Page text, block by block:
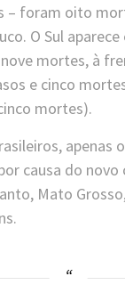
– foram oito
O Sul
mortes, à
e cinco
mortes).
apenas
causa do novo
Mato